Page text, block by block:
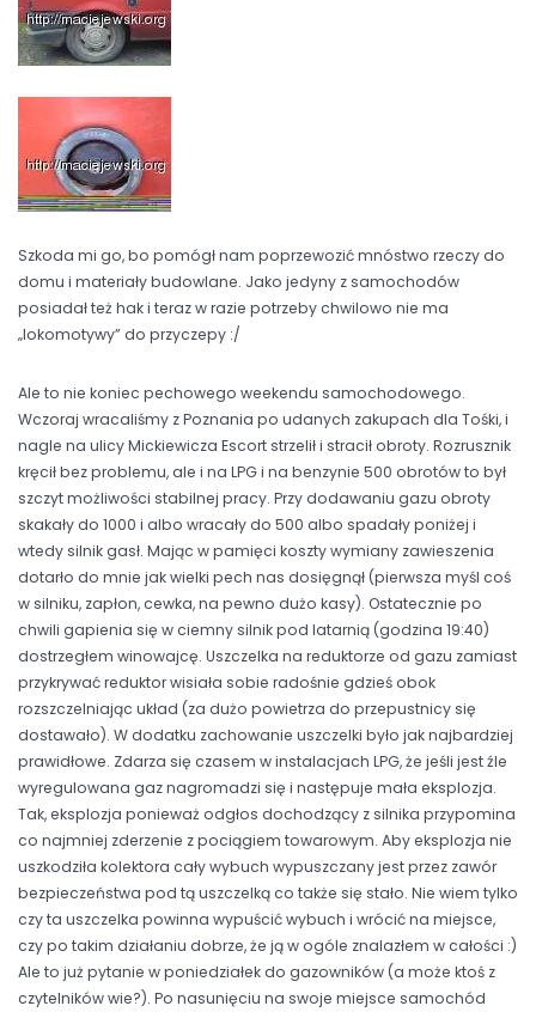
Szkoda mi go, bo pomógł nam poprzewozić mnóstwo rzeczy do
domu i materiały budowlane. Jako jedyny z samochodów
posiadał też hak i teraz w razie potrzeby chwilowo nie ma
„lokomotywy” do przyczepy :/
Ale to nie koniec pechowego weekendu samochodowego.
Wczoraj wracaliśmy z Poznania po udanych zakupach dla Tośki, i
nagle na ulicy Mickiewicza Escort strzelił i stracił obroty. Rozrusznik
kręcił bez problemu, ale i na LPG i na benzynie 500 obrotów to był
szczyt możliwości stabilnej pracy. Przy dodawaniu gazu obroty
skakały do 1000 i albo wracały do 500 albo spadały poniżej i
wtedy silnik gasł. Mając w pamięci koszty wymiany zawieszenia
dotarło do mnie jak wielki pech nas dosięgnął (pierwsza myśl coś
w silniku, zapłon, cewka, na pewno dużo kasy). Ostatecznie po
chwili gapienia się w ciemny silnik pod latarnią (godzina 19:40)
dostrzegłem winowajcę. Uszczelka na reduktorze od gazu zamiast
przykrywać reduktor wisiała sobie radośnie gdzieś obok
rozszczelniając układ (za dużo powietrza do przepustnicy się
dostawało). W dodatku zachowanie uszczelki było jak najbardziej
prawidłowe. Zdarza się czasem w instalacjach LPG, że jeśli jest źle
wyregulowana gaz nagromadzi się i następuje mała eksplozja.
Tak, eksplozja ponieważ odgłos dochodzący z silnika przypomina
co najmniej zderzenie z pociągiem towarowym. Aby eksplozja nie
uszkodziła kolektora cały wybuch wypuszczany jest przez zawór
bezpieczeństwa pod tą uszczelką co także się stało. Nie wiem tylko
czy ta uszczelka powinna wypuścić wybuch i wrócić na miejsce,
czy po takim działaniu dobrze, że ją w ogóle znalazłem w całości :)
Ale to już pytanie w poniedziałek do gazowników (a może ktoś z
czytelników wie?). Po nasunięciu na swoje miejsce samochód